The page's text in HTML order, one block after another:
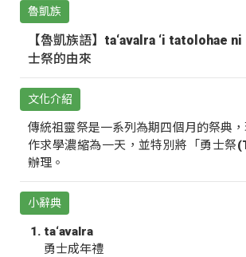
魯凱族
【魯凱族語】ta‘avalra ‘i tatolohae
士祭的由來
文化介紹
傳統祖靈祭是一系列為期四個月的祭典
作求學濃縮為一天，並特別將「勇士祭
辦理。
小辭典
ta‘avalra
勇士成年禮